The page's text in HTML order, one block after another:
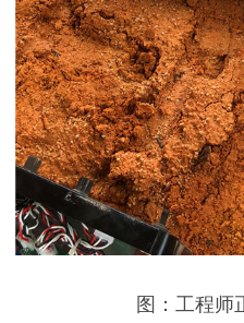
图：工程师